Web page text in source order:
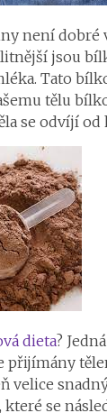
není dobré
jsou
Tato
tělu
se odvíjí od
dieta?
přijímány
velice
se